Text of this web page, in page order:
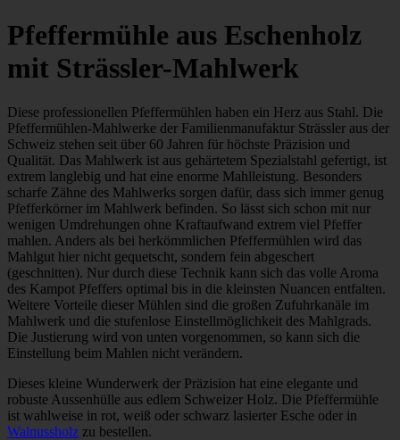
Pfeffermühle aus Eschenholz
mit Strässler-Mahlwerk
Diese professionellen Pfeffermühlen haben ein Herz aus Stahl. Die
Pfeffermühlen-Mahlwerke der Familienmanufaktur Strässler aus der
Schweiz stehen seit über 60 Jahren für höchste Präzision und
Qualität. Das Mahlwerk ist aus gehärtetem Spezialstahl gefertigt, ist
extrem langlebig und hat eine enorme Mahlleistung. Besonders
scharfe Zähne des Mahlwerks sorgen dafür, dass sich immer genug
Pfefferkörner im Mahlwerk befinden. So lässt sich schon mit nur
wenigen Umdrehungen ohne Kraftaufwand extrem viel Pfeffer
mahlen. Anders als bei herkömmlichen Pfeffermühlen wird das
Mahlgut hier nicht gequetscht, sondern fein abgeschert
(geschnitten). Nur durch diese Technik kann sich das volle Aroma
des Kampot Pfeffers optimal bis in die kleinsten Nuancen entfalten.
Weitere Vorteile dieser Mühlen sind die großen Zufuhrkanäle im
Mahlwerk und die stufenlose Einstellmöglichkeit des Mahlgrads.
Die Justierung wird von unten vorgenommen, so kann sich die
Einstellung beim Mahlen nicht verändern.
Dieses kleine Wunderwerk der Präzision hat eine elegante und
robuste Aussenhülle aus edlem Schweizer Holz. Die Pfeffermühle
ist wahlweise in rot, weiß oder schwarz lasierter Esche oder in
Walnussholz zu bestellen.